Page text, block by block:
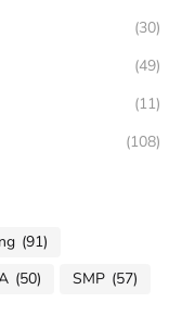
(30)
(49)
(11)
(108)
(91)
(50) SMP (57)